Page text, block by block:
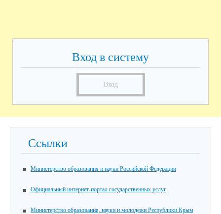
Вход в систему
Вход
Ссылки
Министерство образования и науки Российской Федерации
Официальный интернет-портал государственных услуг
Министерство образования, науки и молодежи Республики Крым